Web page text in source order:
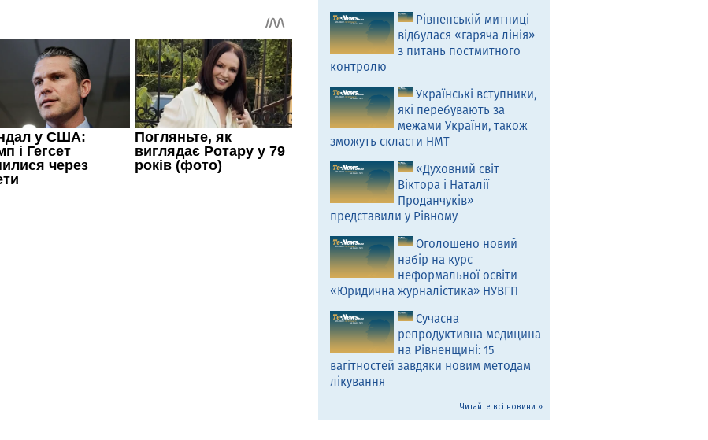
Рівненській митниці
відбулася «гаряча лінія»
з питань постмитного
контролю
Українські вступники,
які перебувають за
межами України, також
зможуть скласти НМТ
«Духовний світ
Віктора і Наталії
Проданчуків»
представили у Рівному
Оголошено новий
набір на курс
неформальної освіти
«Юридична журналістика» НУВГП
Сучасна
репродуктивна медицина
на Рівненщині: 15
вагітностей завдяки новим методам
лікування
Читайте всі новини »